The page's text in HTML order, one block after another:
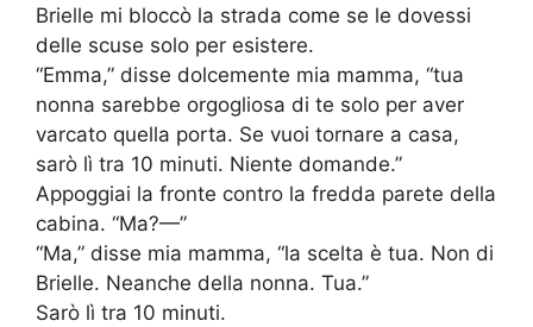
Brielle mi bloccò la strada come se le dovessi
delle scuse solo per esistere.
“Emma,” disse dolcemente mia mamma, “tua
nonna sarebbe orgogliosa di te solo per aver
varcato quella porta. Se vuoi tornare a casa,
sarò lì tra 10 minuti. Niente domande.”
Appoggiai la fronte contro la fredda parete della
cabina. “Ma?—”
“Ma,” disse mia mamma, “la scelta è tua. Non di
Brielle. Neanche della nonna. Tua.”
Sarò lì tra 10 minuti.